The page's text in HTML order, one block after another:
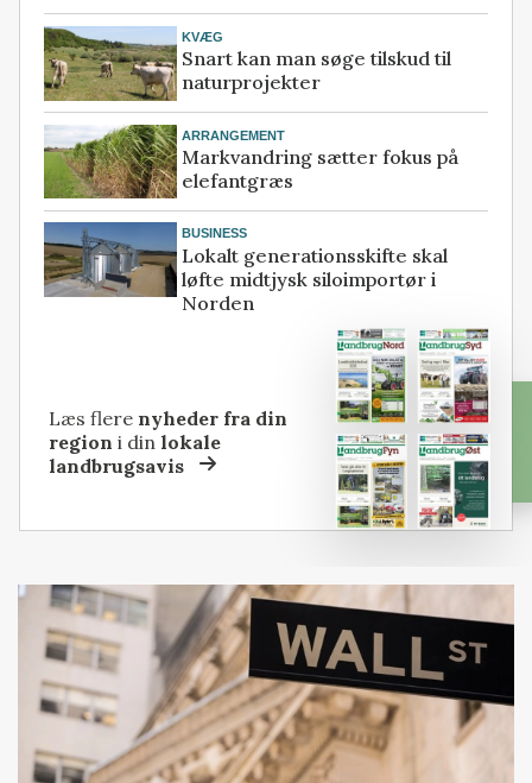
KVÆG
Snart kan man søge tilskud til
naturprojekter
ARRANGEMENT
Markvandring sætter fokus på
elefantgræs
BUSINESS
Lokalt generationsskifte skal
løfte midtjysk siloimportør i
Norden
Læs flere nyheder fra din
region i dinlokale
landbrugsavis